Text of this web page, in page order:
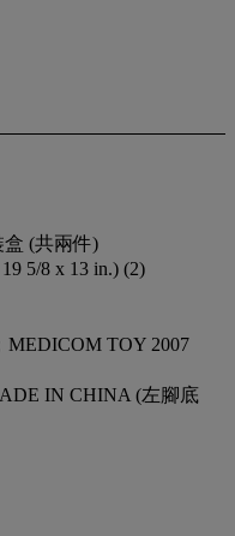
(共兩件)
5/8 x 13 in.) (2)
TOY 2007
IN CHINA (左腳底